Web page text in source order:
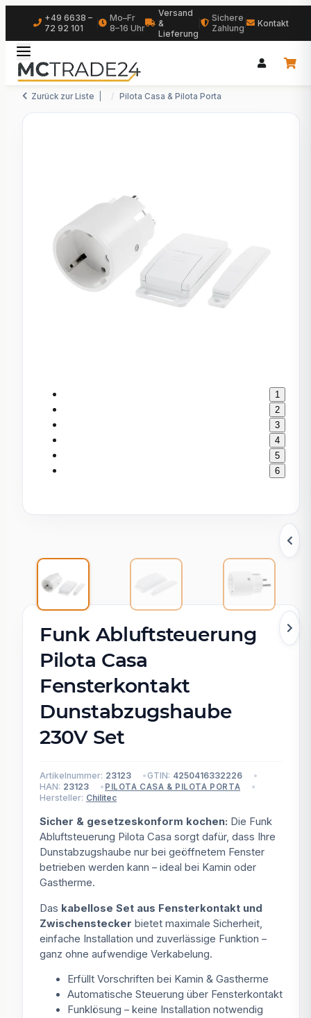
+49 6638 –
72 92 101
Mo–Fr
8–16 Uhr
Versand
&
Lieferung
Sichere
Zahlung
Kontakt
Zurück zur Liste Pilota Casa & Pilota Porta
1
2
3
4
5
6
Funk Abluftsteuerung
Pilota Casa
Fensterkontakt
Dunstabzugshaube
230V Set
Artikelnummer: 23123 GTIN: 4250416332226
HAN: 23123 PILOTA CASA & PILOTA PORTA
Hersteller: Chilitec
Sicher & gesetzeskonform kochen: Die Funk
Abluftsteuerung Pilota Casa sorgt dafür, dass Ihre
Dunstabzugshaube nur bei geöffnetem Fenster
betrieben werden kann – ideal bei Kamin oder
Gastherme.
Das kabellose Set aus Fensterkontakt und
Zwischenstecker bietet maximale Sicherheit,
einfache Installation und zuverlässige Funktion –
ganz ohne aufwendige Verkabelung.
Erfüllt Vorschriften bei Kamin & Gastherme
Automatische Steuerung über Fensterkontakt
Funklösung – keine Installation notwendig